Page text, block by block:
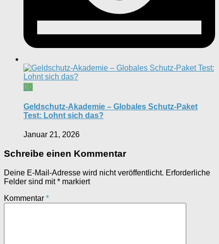
0
Geldschutz-Akademie – Globales Schutz-Paket
Test: Lohnt sich das?
Januar 21, 2026
Schreibe einen Kommentar
Deine E-Mail-Adresse wird nicht veröffentlicht. Erforderliche
Felder sind mit* markiert
Kommentar *